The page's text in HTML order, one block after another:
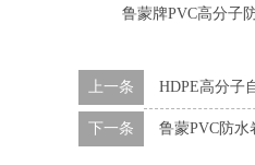
鲁蒙牌PVC高分子
上一条 HDPE高分子
下一条 鲁蒙PVC防水